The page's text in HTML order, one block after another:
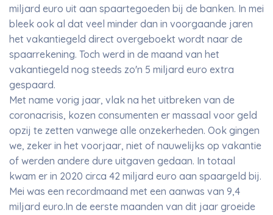
miljard euro uit aan spaartegoeden bij de banken. In mei
bleek ook al dat veel minder dan in voorgaande jaren
het vakantiegeld direct overgeboekt wordt naar de
spaarrekening. Toch werd in de maand van het
vakantiegeld nog steeds zo'n 5 miljard euro extra
gespaard.
Met name vorig jaar, vlak na het uitbreken van de
coronacrisis, kozen consumenten er massaal voor geld
opzij te zetten vanwege alle onzekerheden. Ook gingen
we, zeker in het voorjaar, niet of nauwelijks op vakantie
of werden andere dure uitgaven gedaan. In totaal
kwam er in 2020 circa 42 miljard euro aan spaargeld bij.
Mei was een recordmaand met een aanwas van 9,4
miljard euro.In de eerste maanden van dit jaar groeide